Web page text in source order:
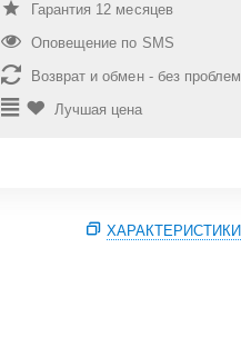
Гарантия 12 месяцев
Оповещение по SMS
Возврат и обмен - без проблем
Лучшая цена
ХАРАКТЕРИСТИКИ